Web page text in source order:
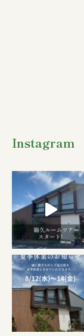
Instagram